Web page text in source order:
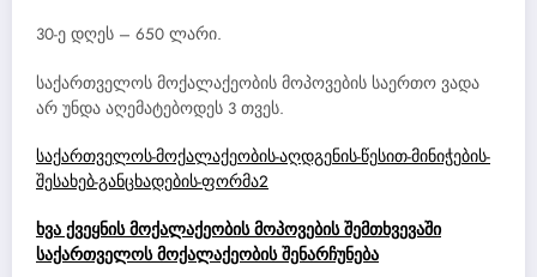
30-ე დღეს – 650 ლარი.
საქართველოს მოქალაქეობის მოპოვების საერთო ვადა
არ უნდა აღემატებოდეს 3 თვეს.
საქართველოს-მოქალაქეობის-აღდგენის-წესით-მინიჭების-
შესახებ-განცხადების-ფორმა2
ხვა ქვეყნის მოქალაქეობის მოპოვების შემთხვევაში
საქართველოს მოქალაქეობის შენარჩუნება